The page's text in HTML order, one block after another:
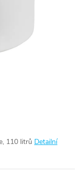
110 litrů Detailní